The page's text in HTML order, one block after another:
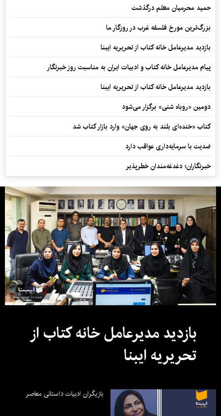
حمید محرمیان معلم درگذشت
بزرگ‌ترین مورخ فلسفه غرب در روزگار ما
بازدید مدیرعامل خانه کتاب از تحریریه ایبنا
پیام مدیرعامل خانه کتاب و ادبیات ایران به مناسبت روز خبرنگار
بازدید مدیرعامل خانه کتاب از تحریریه ایبنا
دومین «روباه شنی» برگزار می‌شود
کتاب «خنده‌ای بلند به روی جهان» وارد بازار کتاب شد
ضدیت با سرمایه‌داری عواقب دارد
خبرنگاران؛ دغدغه‌مندان خطرپذیر
بازدید مدیرعامل خانه کتاب از
تحریریه ایبنا
بازیگران ادبیات داستانی معاصر